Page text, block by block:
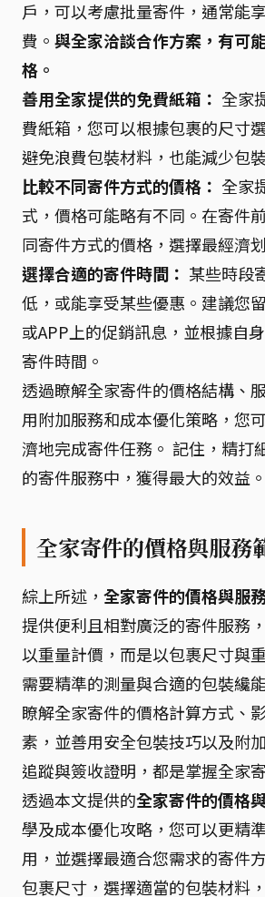
戶，可以考慮批量寄件，通常能
費。 與全家洽談合作方案，有可
格。
善用全家提供的免費紙箱： 全家
費紙箱，您可以根據包裹的尺寸
避免浪費包裝材料，也能減少包
比較不同寄件方式的價格： 全家
式，價格可能略有不同。在寄件
同寄件方式的價格，選擇最經濟
選擇合適的寄件時間： 某些時段
低，或能享受某些優惠。建議您
或APP上的促銷訊息，並根據自
寄件時間。
透過瞭解全家寄件的價格結構、
用附加服務和成本優化策略，您
濟地完成寄件任務。 記住，精打
的寄件服務中，獲得最大的效益。
全家寄件的價格與服務
綜上所述， 全家寄件的價格與服
提供便利且相對廣泛的寄件服務
以重量計價，而是以包裹尺寸與
需要精準的測量與合適的包裝纔
瞭解全家寄件的價格計算方式、
素，並善用安全包裝技巧以及附
追蹤與簽收證明，都是掌握全家
透過本文提供的全家寄件的價格
學及成本優化攻略，您可以更精
用，並選擇最適合您需求的寄件
包裹尺寸，選擇適當的包裝材料